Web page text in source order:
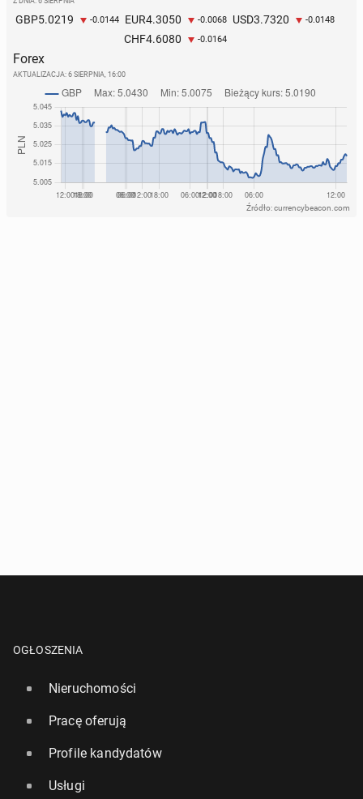
GBP5.0219 -0.0144 EUR4.3050 -0.0068 USD3.7320 -0.0148
CHF4.6080 -0.0164
Forex
AKTUALIZACJA: 6 SIERPNIA, 16:00
Źródło: currencybeacon.com
OGŁOSZENIA
Nieruchomości
Pracę oferują
Profile kandydatów
Usługi